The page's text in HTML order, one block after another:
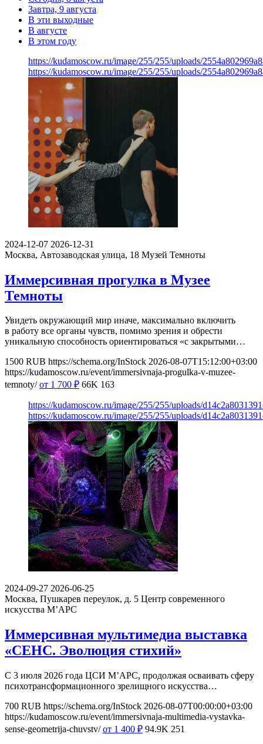
Завтра, 9 августа
В эти выходные
В августе
В этом году
https://kudamoscow.ru/image/255/255/uploads/
https://kudamoscow.ru/image/255/255/uploads/
2024-12-07 2026-12-31
Москва, Автозаводская улица, 18 Музей Темноты
Иммерсивная прогулка в Музее
Темноты
Увидеть окружающий мир иначе, максимально включить
в работу все органы чувств, помимо зрения и обрести
уникальную способность ориентироваться «с закрытыми…
1500 RUB https://schema.org/InStock 2026-08-07T15:12:00+03:00
https://kudamoscow.ru/event/immersivnaja-progulka-v-muzee-
temnoty/ от 1 700 ₽ 66K 163
https://kudamoscow.ru/image/255/255/uploads/
https://kudamoscow.ru/image/255/255/uploads/
2024-09-27 2026-06-25
Москва, Пушкарев переулок, д. 5 Центр современного
искусства М’АРС
Иммерсивная мультимедиа выставка
«СЕНС. Эволюция стихий»
С 3 июля 2026 года ЦСИ М’АРС, продолжая осваивать сферу
психотрансформационного зрелищного искусства…
700 RUB https://schema.org/InStock 2026-08-07T00:00:00+03:00
https://kudamoscow.ru/event/immersivnaja-multimedia-vystavka-
sense-geometrija-chuvstv/ от 1 400 ₽ 94.9K 251